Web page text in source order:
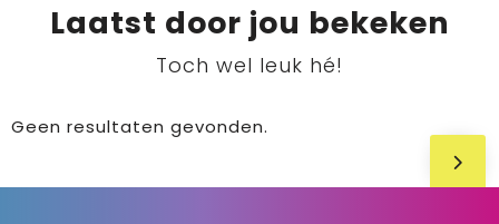
Laatst door jou bekeken
Toch wel leuk hé!
Geen resultaten gevonden.